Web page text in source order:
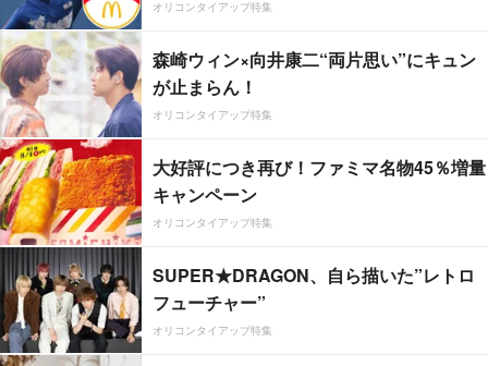
オリコンタイアップ特集
森崎ウィン×向井康二“両片思い”にキュン
が止まらん！
オリコンタイアップ特集
大好評につき再び！ファミマ名物45％増量
キャンペーン
オリコンタイアップ特集
SUPER★DRAGON、自ら描いた”レトロ
フューチャー”
オリコンタイアップ特集